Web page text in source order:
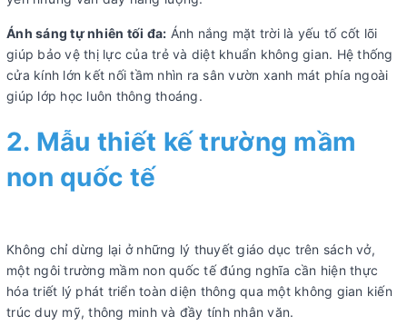
Ánh sáng tự nhiên tối đa: Ánh nắng mặt trời là yếu tố cốt lõi
giúp bảo vệ thị lực của trẻ và diệt khuẩn không gian. Hệ thống
cửa kính lớn kết nối tầm nhìn ra sân vườn xanh mát phía ngoài
giúp lớp học luôn thông thoáng.
2. Mẫu thiết kế trường mầm
non quốc tế
Không chỉ dừng lại ở những lý thuyết giáo dục trên sách vở,
một ngôi trường mầm non quốc tế đúng nghĩa cần hiện thực
hóa triết lý phát triển toàn diện thông qua một không gian kiến
trúc duy mỹ, thông minh và đầy tính nhân văn.